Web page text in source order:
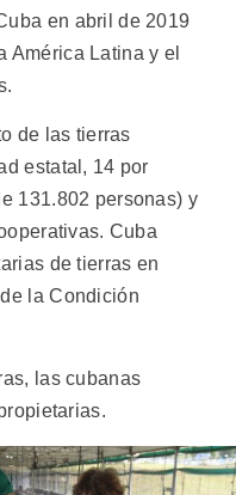
en abril de 2019
América Latina y el
de las tierras
estatal, 14 por
131.802 personas) y
Cuba
de tierras en
la Condición
las cubanas